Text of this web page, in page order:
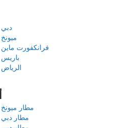
دبي
ميونخ
فرانكفورت ماين
باريس
الرياض
مطار ميونخ
مطار دبي